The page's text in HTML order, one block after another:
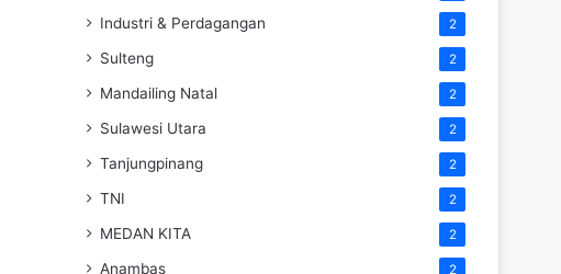
Industri & Perdagangan 2
Sulteng 2
Mandailing Natal 2
Sulawesi Utara 2
Tanjungpinang 2
TNI 2
MEDAN KITA 2
Anambas 2